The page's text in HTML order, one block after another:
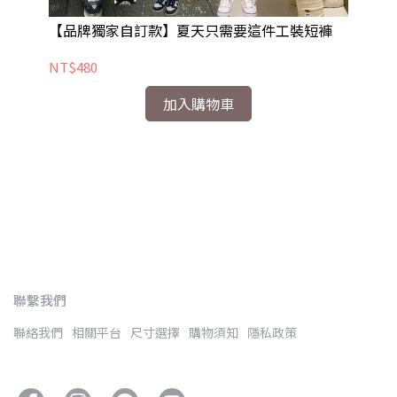
【品牌獨家自訂款】夏天只需要這件工裝短褲
NT$480
加入購物車
聯繫我們
聯絡我們 相關平台 尺寸選擇 購物須知 隱私政策